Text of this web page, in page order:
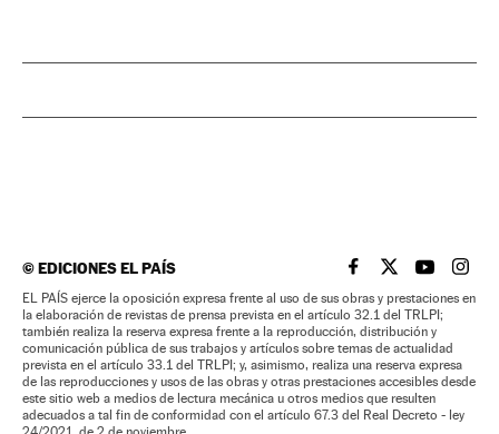
©EDICIONES EL PAÍS EL PAÍS BRASIL EN
EL PAÍSEL PAÍS
EL
EL PAÍS ejerce la oposición expresa frente al uso de sus obras y prestaciones en
la elaboración de revistas de prensa prevista en el artículo 32.1 del TRLPI;
también realiza la reserva expresa frente a la reproducción, distribución y
comunicación pública de sus trabajos y artículos sobre temas de actualidad
prevista en el artículo 33.1 del TRLPI; y, asimismo, realiza una reserva expresa
de las reproducciones y usos de las obras y otras prestaciones accesibles desde
este sitio web a medios de lectura mecánica u otros medios que resulten
adecuados a tal fin de conformidad con el artículo 67.3 del Real Decreto - ley